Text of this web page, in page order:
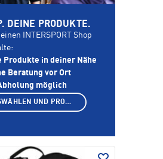
DEINE PRODUKTE.
INTERSPORT Shop
Produkte in deiner Nähe
Beratung vor Ort
möglich
SHOP AUSWÄHLEN UND PRODUKTE ANZEIGEN